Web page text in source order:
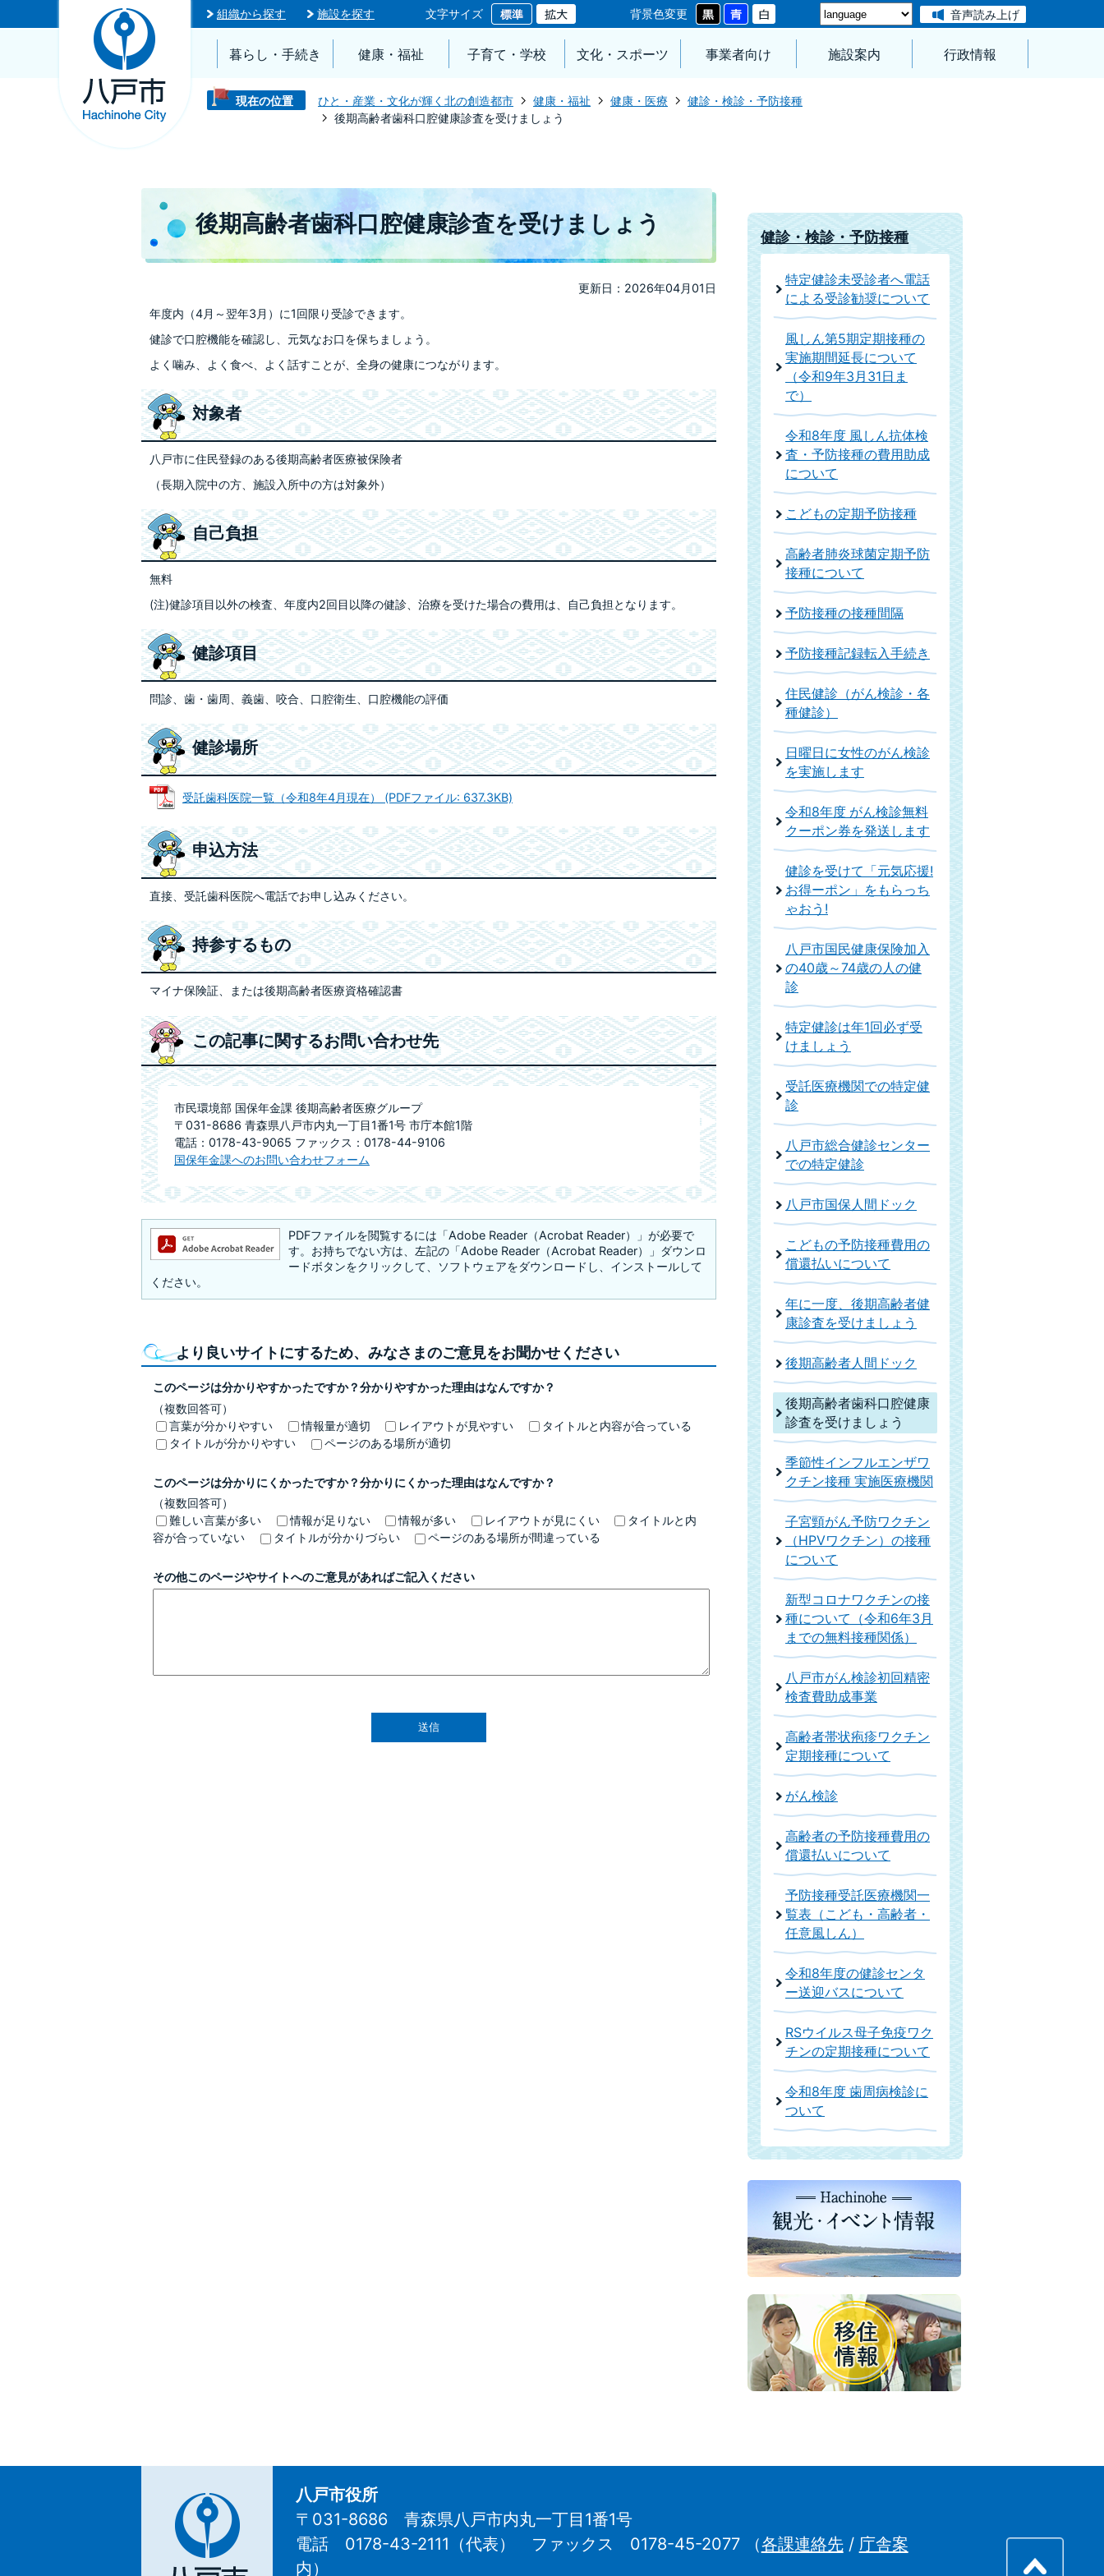
組織から探す 施設を探す 文字サイズ 背景色変更 音声読み上げ
暮らし・手続き 健康・福祉 子育て・学校 文化・スポーツ 事業者向け 施設案内 行政情報
現在の位置 ひと・産業・文化が輝く北の創造都市 健康・福祉 健康・医療
健診・検診・予防接種
後期高齢者歯科口腔健康診査を受けましょう
後期高齢者歯科口腔健康診査を受けましょう
更新日：2026年04月01日
年度内（4月～翌年3月）に1回限り受診できます。
健診で口腔機能を確認し、元気なお口を保ちましょう。
よく噛み、よく食べ、よく話すことが、全身の健康につながります。
対象者
八戸市に住民登録のある後期高齢者医療被保険者
（長期入院中の方、施設入所中の方は対象外）
自己負担
無料
(注)健診項目以外の検査、年度内2回目以降の健診、治療を受けた場合の費用は、自己負担となります。
健診項目
問診、歯・歯周、義歯、咬合、口腔衛生、口腔機能の評価
健診場所
受託歯科医院一覧（令和8年4月現在） (PDFファイル: 637.3KB)
申込方法
直接、受託歯科医院へ電話でお申し込みください。
持参するもの
マイナ保険証、または後期高齢者医療資格確認書
この記事に関するお問い合わせ先
市民環境部 国保年金課 後期高齢者医療グループ
〒031-8686 青森県八戸市内丸一丁目1番1号 市庁本館1階
電話：0178-43-9065 ファックス：0178-44-9106
国保年金課へのお問い合わせフォーム
PDFファイルを閲覧するには「Adobe Reader（Acrobat Reader）」が必要で
す。お持ちでない方は、左記の「Adobe Reader（Acrobat Reader）」ダウンロ
ードボタンをクリックして、ソフトウェアをダウンロードし、インストールして
ください。
より良いサイトにするため、みなさまのご意見をお聞かせください
このページは分かりやすかったですか？分かりやすかった理由はなんですか？
（複数回答可）
言葉が分かりやすい
情報量が適切 レイアウトが見やすい
タイトルと内容が合っている
タイトルが分かりやすい
ページのある場所が適切
このページは分かりにくかったですか？分かりにくかった理由はなんですか？
（複数回答可）
難しい言葉が多い
情報が足りない 情報が多い レイアウトが見にくい
タイトルと内
容が合っていない
タイトルが分かりづらい ページのある場所が間違っている
その他このページやサイトへのご意見があればご記入ください
健診・検診・予防接種
特定健診未受診者へ電話
による受診勧奨について
風しん第5期定期接種の
実施期間延長について
（令和9年3月31日ま
で）
令和8年度 風しん抗体検
査・予防接種の費用助成
について
こどもの定期予防接種
高齢者肺炎球菌定期予防
接種について
予防接種の接種間隔
予防接種記録転入手続き
住民健診（がん検診・各
種健診）
日曜日に女性のがん検診
を実施します
令和8年度 がん検診無料
クーポン券を発送します
健診を受けて「元気応援!
お得ーポン」をもらっち
ゃおう!
八戸市国民健康保険加入
の40歳～74歳の人の健
診
特定健診は年1回必ず受
けましょう
受託医療機関での特定健
診
八戸市総合健診センター
での特定健診
八戸市国保人間ドック
こどもの予防接種費用の
償還払いについて
年に一度、後期高齢者健
康診査を受けましょう
後期高齢者人間ドック
後期高齢者歯科口腔健康
診査を受けましょう
季節性インフルエンザワ
クチン接種 実施医療機関
子宮頸がん予防ワクチン
（HPVワクチン）の接種
について
新型コロナワクチンの接
種について（令和6年3月
までの無料接種関係）
八戸市がん検診初回精密
検査費助成事業
高齢者帯状疱疹ワクチン
定期接種について
がん検診
高齢者の予防接種費用の
償還払いについて
予防接種受託医療機関一
覧表（こども・高齢者・
任意風しん）
令和8年度の健診センタ
ー送迎バスについて
RSウイルス母子免疫ワク
チンの定期接種について
令和8年度 歯周病検診に
ついて
八
八戸市役所
〒031-8686 青森県八戸市内丸一丁目1番1号
電話 0178-43-2111（代表） ファックス 0178-45-2077（各課連絡先/ 庁舎案
内 ）